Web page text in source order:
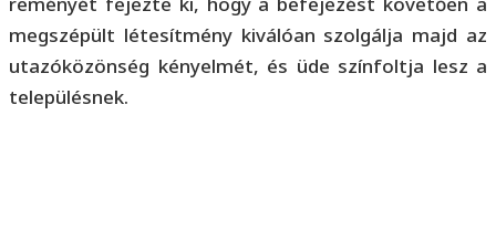
megszépült létesítmény kiválóan szolgálja majd az
utazóközönség kényelmét, és üde színfoltja lesz a
településnek.